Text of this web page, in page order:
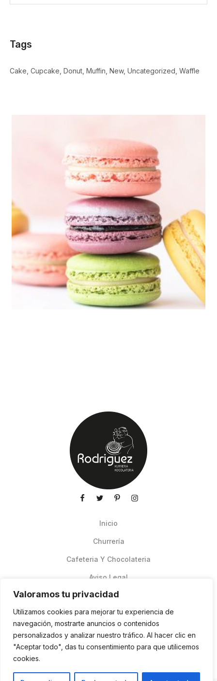
Valoramos tu privacidad
Utilizamos cookies para mejorar tu experiencia de
navegación, mostrarte anuncios o contenidos
personalizados y analizar nuestro tráfico. Al hacer clic en
"Aceptar todo", das tu consentimiento para que utilicemos
cookies.
Tags
Cake Cupcake Donut Muffin New Uncategorized Waffle
Inicio
Churrería
Cafeteria Y Chocolateria
Aviso Legal
Pedidos Online Glovo
Contacto